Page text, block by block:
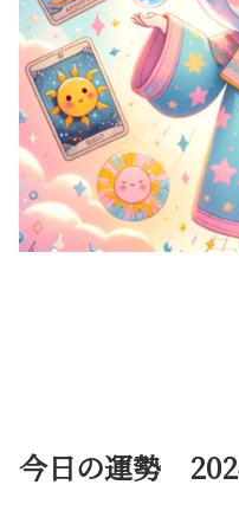
今日の運勢